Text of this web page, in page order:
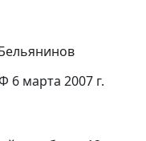
6 марта 2007 г.